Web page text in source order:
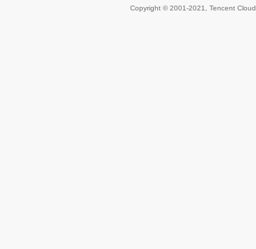
Copyright © 2001-2021, Tencent Cloud.